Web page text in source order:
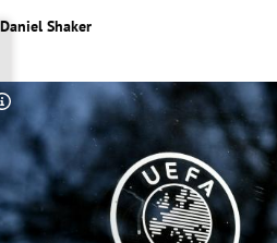
Untermenü
Untermenü
Untermenü
Untermenü
Daniel Shaker
Copyright-Hinweis öffnen/schließen